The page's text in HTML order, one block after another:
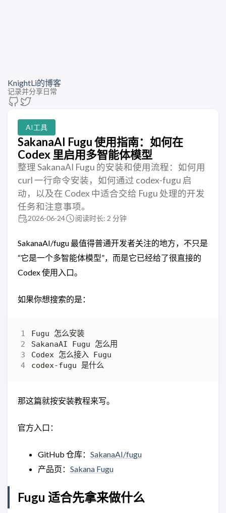
KnightLi的博客
记录并分享日常
AI工具
SakanaAI Fugu 使用指南：如何在
Codex 里启用多智能体模型
整理 SakanaAI Fugu 的安装和使用流程：如何用
curl 一行命令安装，如何通过 codex-fugu 启
动，以及在 Codex 中适合交给 Fugu 处理的开发
任务和注意事项。
2026-06-24 阅读时长: 2 分钟
SakanaAI/fugu 最值得普通开发者关注的地方，不只是
“它是一个多智能体模型”，而是它已经给了很直接的
Codex 使用入口。
如果你想搜索的是：
那这篇就按安装教程来写。
官方入口：
GitHub 仓库： SakanaAI/fugu
产品页： Sakana Fugu
Fugu 适合先拿来做什么